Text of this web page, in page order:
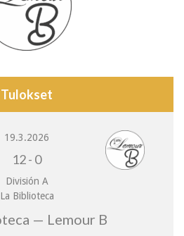
Tulokset
19.3.2026
12- 0
División A
La Biblioteca
— Lemour B